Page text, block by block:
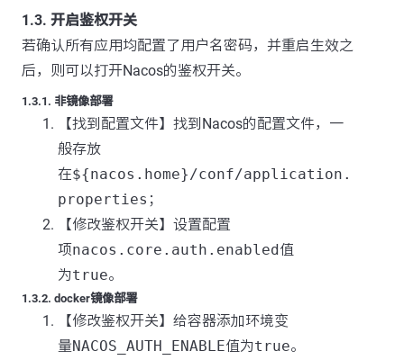
1.3. 开启鉴权开关
若确认所有应用均配置了用户名密码，并重启生效之
后，则可以打开Nacos的鉴权开关。
1.3.1. 非镜像部署
【找到配置文件】找到Nacos的配置文件，一
般存放
在${nacos.home}/conf/application.
properties ；
【修改鉴权开关】设置配置
项nacos.core.auth.enabled值
为true。
1.3.2. docker镜像部署
【修改鉴权开关】给容器添加环境变
量NACOS_AUTH_ENABLE值为true。